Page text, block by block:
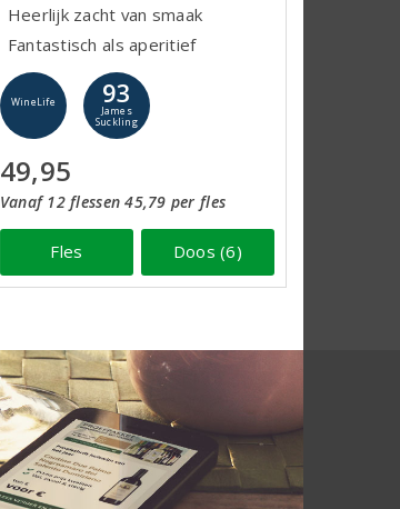
Heerlijk zacht van smaak
Fantastisch als aperitief
WineLife 93
James
Suckling
49,95
Vanaf 12 flessen 45,79 per fles
Fles Doos (6)